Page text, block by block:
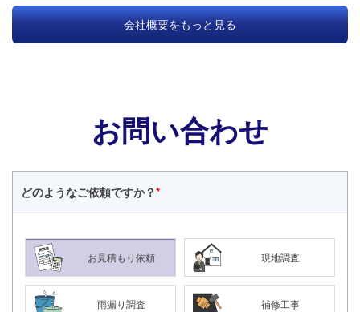
会社概要をもっと見る
お問い合わせ
どのようなご依頼ですか？*
お見積もり依頼 現地調査
雨漏り調査 補修工事